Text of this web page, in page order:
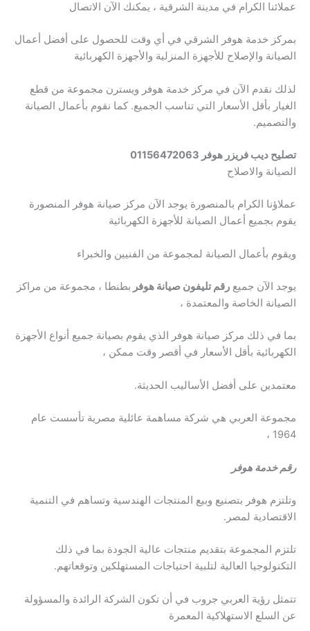
عملائنا الكرام في مدينة الشرقية ، يمكنك الآن الاتصال
بمركز خدمة هوفر الشرقي في أي وقت للحصول على أفضل أعمال
الصيانة والإصلاح للأجهزة المنزلية والأجهزة الكهربائية
لذلك نقدم الآن في مركز خدمة هوفر ويسترن مجموعة من قطع
الغيار بأقل الأسعار التي تناسب الجميع. كما نقوم بأعمال الصيانة
والتصميم.
تصليح ديب فريزر هوفر 01156472063
الصيانة والاصلاح
عملاؤنا الكرام بالمنصورة يوجد الآن مركز صيانة هوفر المنصورة
يقوم بجميع أعمال الصيانة للأجهزة الكهربائية
ويقوم بأعمال الصيانة لمجموعة من الفنيين والخبراء
يوجد الآن جميع رقم تليفون صيانة هوفر بطنطا ، مجموعة من مراكز
الصيانة الخاصة والمعتمدة ،
بما في ذلك مركز صيانة هوفر الذي يقوم بصيانة جميع أنواع الأجهزة
الكهربائية بأقل الأسعار في أقصر وقت ممكن ،
معتمدين على أفضل الأساليب الحديثة.
مجموعة العربي هي شركة مساهمة عائلية مصرية تأسست عام
1964 ،
رقم خدمة هوفر
وتلتزم هوفر بتصنيع وبيع المنتجات الهندسية وتساهم في التنمية
الاقتصادية لمصر.
تلتزم المجموعة بتقديم منتجات عالية الجودة بما في ذلك
التكنولوجيا العالية لتلبية احتياجات المستهلكين وتوقعاتهم.
تتمثل رؤية العربي جروب في أن تكون الشركة الرائدة والمسؤولة
عن السلع الاستهلاكية المعمرة